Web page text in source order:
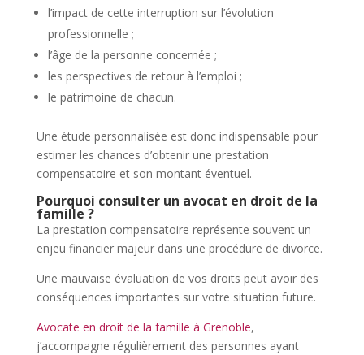
l’impact de cette interruption sur l’évolution
professionnelle ;
l’âge de la personne concernée ;
les perspectives de retour à l’emploi ;
le patrimoine de chacun.
Une étude personnalisée est donc indispensable pour
estimer les chances d’obtenir une prestation
compensatoire et son montant éventuel.
Pourquoi consulter un avocat en droit de la
famille ?
La prestation compensatoire représente souvent un
enjeu financier majeur dans une procédure de divorce.
Une mauvaise évaluation de vos droits peut avoir des
conséquences importantes sur votre situation future.
Avocate en droit de la famille à Grenoble,
j’accompagne régulièrement des personnes ayant